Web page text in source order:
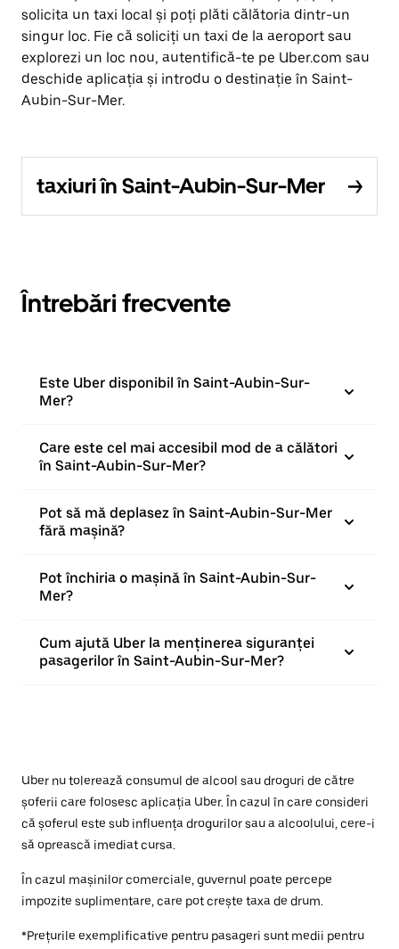
solicita un taxi local și poți plăti călătoria dintr-un
singur loc. Fie că soliciți un taxi de la aeroport sau
explorezi un loc nou, autentifică-te pe Uber.com sau
deschide aplicația și introdu o destinație în Saint-
Aubin-Sur-Mer.
taxiuri în Saint-Aubin-Sur-Mer
Întrebări frecvente
Este Uber disponibil în Saint-Aubin-Sur-
Mer?
Care este cel mai accesibil mod de a călători
în Saint-Aubin-Sur-Mer?
Pot să mă deplasez în Saint-Aubin-Sur-Mer
fără mașină?
Pot închiria o mașină în Saint-Aubin-Sur-
Mer?
Cum ajută Uber la menținerea siguranței
pasagerilor în Saint-Aubin-Sur-Mer?
Uber nu tolerează consumul de alcool sau droguri de către
șoferii care folosesc aplicația Uber. În cazul în care consideri
că șoferul este sub influența drogurilor sau a alcoolului, cere-i
să oprească imediat cursa.
În cazul mașinilor comerciale, guvernul poate percepe
impozite suplimentare, care pot crește taxa de drum.
*Prețurile exemplificative pentru pasageri sunt medii pentru